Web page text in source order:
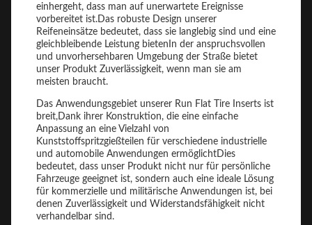
einhergeht, dass man auf unerwartete Ereignisse
vorbereitet ist.Das robuste Design unserer
Reifeneinsätze bedeutet, dass sie langlebig sind und eine
gleichbleibende Leistung bietenIn der anspruchsvollen
und unvorhersehbaren Umgebung der Straße bietet
unser Produkt Zuverlässigkeit, wenn man sie am
meisten braucht.
Das Anwendungsgebiet unserer Run Flat Tire Inserts ist
breit,Dank ihrer Konstruktion, die eine einfache
Anpassung an eine Vielzahl von
Kunststoffspritzgießteilen für verschiedene industrielle
und automobile Anwendungen ermöglichtDies
bedeutet, dass unser Produkt nicht nur für persönliche
Fahrzeuge geeignet ist, sondern auch eine ideale Lösung
für kommerzielle und militärische Anwendungen ist, bei
denen Zuverlässigkeit und Widerstandsfähigkeit nicht
verhandelbar sind.